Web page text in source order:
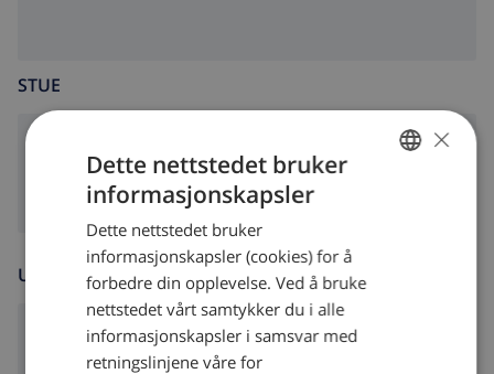
STUE
UNDERHOLDNING FRENCH
SPANISH
GERMAN
×
Dette nettstedet bruker
informasjonskapsler
Dette nettstedet bruker
informasjonskapsler (cookies) for å
forbedre din opplevelse. Ved å bruke
nettstedet vårt samtykker du i alle
informasjonskapsler i samsvar med
retningslinjene våre for